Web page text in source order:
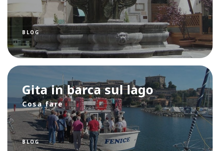
BLOG
Gita in barca sul lago
Cosa fare
BLOG